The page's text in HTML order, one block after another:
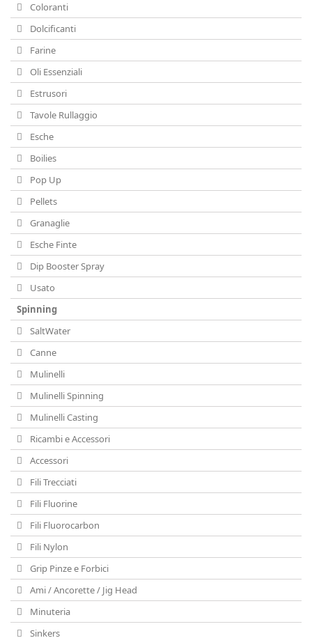
Coloranti
Dolcificanti
Farine
Oli Essenziali
Estrusori
Tavole Rullaggio
Esche
Boilies
Pop Up
Pellets
Granaglie
Esche Finte
Dip Booster Spray
Usato
Spinning
SaltWater
Canne
Mulinelli
Mulinelli Spinning
Mulinelli Casting
Ricambi e Accessori
Accessori
Fili Trecciati
Fili Fluorine
Fili Fluorocarbon
Fili Nylon
Grip Pinze e Forbici
Ami / Ancorette / Jig Head
Minuteria
Sinkers